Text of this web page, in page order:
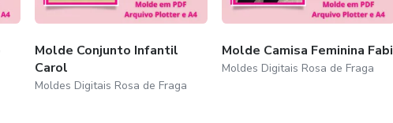
Molde Conjunto Infantil
Carol
Moldes Digitais Rosa de Fraga
Molde Camisa Feminina Fabi
Moldes Digitais Rosa de Fraga